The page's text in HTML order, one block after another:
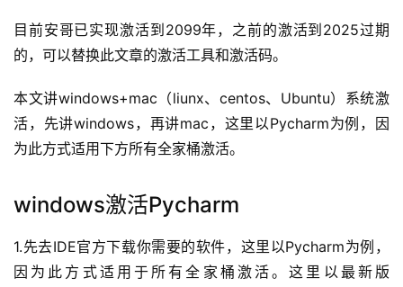
目前安哥已实现激活到2099年，之前的激活到2025过期
的，可以替换此文章的激活工具和激活码。
本文讲windows+mac（liunx、centos、Ubuntu）系统激
活，先讲windows，再讲mac，这里以Pycharm为例，因
为此方式适用下方所有全家桶激活。
windows激活Pycharm
1.先去IDE官方下载你需要的软件，这里以Pycharm为例，
因为此方式适用于所有全家桶激活。这里以最新版